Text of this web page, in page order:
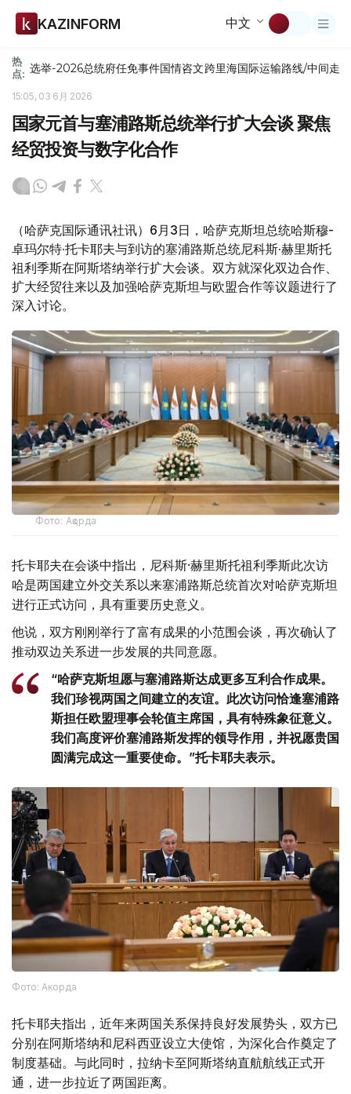
KAZINFORM 中文
热
点: 选举-2026总统府任免事件国情咨文跨里海国际运输路线/中间走廊
15:05, 03 6月 2026
国家元首与塞浦路斯总统举行扩大会谈 聚焦
经贸投资与数字化合作
（哈萨克国际通讯社讯）6月3日，哈萨克斯坦总统哈斯穆-
卓玛尔特·托卡耶夫与到访的塞浦路斯总统尼科斯·赫里斯托
祖利季斯在阿斯塔纳举行扩大会谈。双方就深化双边合作、
扩大经贸往来以及加强哈萨克斯坦与欧盟合作等议题进行了
深入讨论。
Фото: Ақорда
托卡耶夫在会谈中指出，尼科斯·赫里斯托祖利季斯此次访
哈是两国建立外交关系以来塞浦路斯总统首次对哈萨克斯坦
进行正式访问，具有重要历史意义。
他说，双方刚刚举行了富有成果的小范围会谈，再次确认了
推动双边关系进一步发展的共同意愿。
“哈萨克斯坦愿与塞浦路斯达成更多互利合作成果。
我们珍视两国之间建立的友谊。此次访问恰逢塞浦路
斯担任欧盟理事会轮值主席国，具有特殊象征意义。
我们高度评价塞浦路斯发挥的领导作用，并祝愿贵国
圆满完成这一重要使命。”托卡耶夫表示。
Фото: Акорда
托卡耶夫指出，近年来两国关系保持良好发展势头，双方已
分别在阿斯塔纳和尼科西亚设立大使馆，为深化合作奠定了
制度基础。与此同时，拉纳卡至阿斯塔纳直航航线正式开
通，进一步拉近了两国距离。